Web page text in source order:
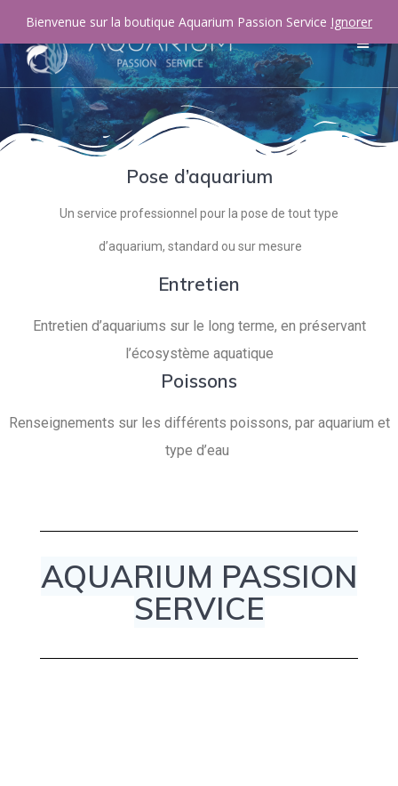
Pose d’aquarium
Un service professionnel pour la pose de tout type
d’aquarium, standard ou sur mesure
Entretien
Entretien d’aquariums sur le long terme, en préservant
l’écosystème aquatique
Poissons
Renseignements sur les différents poissons, par aquarium et
type d’eau
AQUARIUM PASSION
SERVICE
Bienvenue sur la boutique Aquarium Passion Service Ignorer